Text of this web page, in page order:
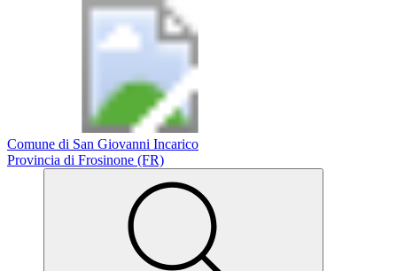
Comune di San Giovanni Incarico
Provincia di Frosinone (FR)